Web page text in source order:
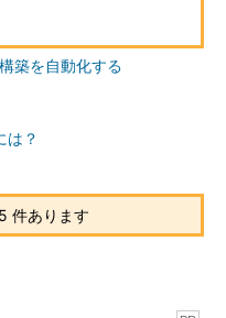
意されており、末尾に
クションや、アクションの
アクセスキーが記入され
築を自動化する
は？
件あります